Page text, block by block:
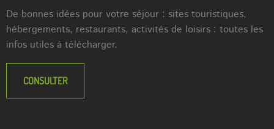
De bonnes idées pour votre séjour : sites touristiques,
hébergements, restaurants, activités de loisirs : toutes les
infos utiles à télécharger.
CONSULTER